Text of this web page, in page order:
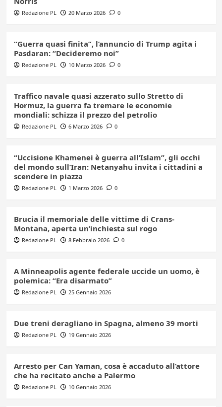
Redazione PL 20 Marzo 2026 0
“Guerra quasi finita”, l’annuncio di Trump agita i
Pasdaran: “Decideremo noi”
Redazione PL 10 Marzo 2026 0
Traffico navale quasi azzerato sullo Stretto di
Hormuz, la guerra fa tremare le economie
mondiali: schizza il prezzo del petrolio
Redazione PL 6 Marzo 2026 0
“Uccisione Khamenei è guerra all’Islam”, gli occhi
del mondo sull’Iran: Netanyahu invita i cittadini a
scendere in piazza
Redazione PL 1 Marzo 2026 0
Brucia il memoriale delle vittime di Crans-
Montana, aperta un’inchiesta sul rogo
Redazione PL 8 Febbraio 2026 0
A Minneapolis agente federale uccide un uomo, è
polemica: “Era disarmato”
Redazione PL 25 Gennaio 2026
Due treni deragliano in Spagna, almeno 39 morti
Redazione PL 19 Gennaio 2026
Arresto per Can Yaman, cosa è accaduto all’attore
che ha recitato anche a Palermo
Redazione PL 10 Gennaio 2026